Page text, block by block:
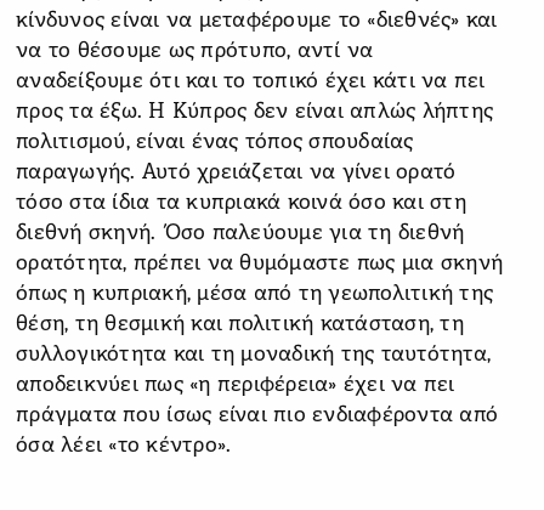
κίνδυνος είναι να μεταφέρουμε το «διεθνές» και
να το θέσουμε ως πρότυπο, αντί να
αναδείξουμε ότι και το τοπικό έχει κάτι να πει
προς τα έξω. Η Κύπρος δεν είναι απλώς λήπτης
πολιτισμού, είναι ένας τόπος σπουδαίας
παραγωγής. Αυτό χρειάζεται να γίνει ορατό
τόσο στα ίδια τα κυπριακά κοινά όσο και στη
διεθνή σκηνή. Όσο παλεύουμε για τη διεθνή
ορατότητα, πρέπει να θυμόμαστε πως μια σκηνή
όπως η κυπριακή, μέσα από τη γεωπολιτική της
θέση, τη θεσμική και πολιτική κατάσταση, τη
συλλογικότητα και τη μοναδική της ταυτότητα,
αποδεικνύει πως «η περιφέρεια» έχει να πει
πράγματα που ίσως είναι πιο ενδιαφέροντα από
όσα λέει «το κέντρο».